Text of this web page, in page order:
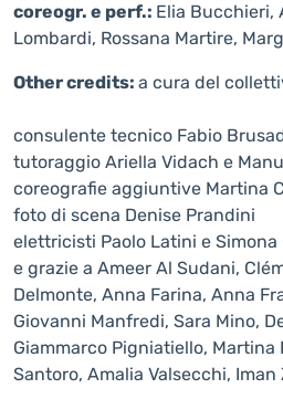
coreogr. e perf.: Elia Bucchieri,
Lombardi, Rossana Martire,
Other credits: a cura del
consulente tecnico Fabio
tutoraggio Ariella Vidach e
coreografie aggiuntive Martina
foto di scena Denise Prandini
elettricisti Paolo Latini e Simona
e grazie a Ameer Al Sudani,
Delmonte, Anna Farina, Anna
Giovanni Manfredi, Sara Mino,
Giammarco Pigniatiello, Martina
Santoro, Amalia Valsecchi, Iman